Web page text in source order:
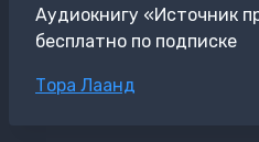
Аудиокнигу «Источник
бесплатно по подписке
Метки
Тора Лаанд